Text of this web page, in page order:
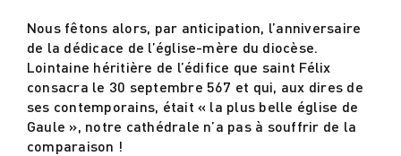
Nous fêtons alors, par anticipation, l’anniversaire
de la dédicace de l’église-mère du diocèse.
Lointaine héritière de l’édifice que saint Félix
consacra le 30 septembre 567 et qui, aux dires de
ses contemporains, était « la plus belle église de
Gaule », notre cathédrale n’a pas à souffrir de la
comparaison !